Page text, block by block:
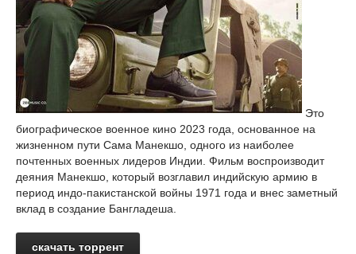
Это
биографическое военное кино 2023 года, основанное на
жизненном пути Сама Манекшо, одного из наиболее
почтенных военных лидеров Индии. Фильм воспроизводит
деяния Манекшо, который возглавил индийскую армию в
период индо-пакистанской войны 1971 года и внес заметный
вклад в создание Бангладеша.
скачать торрент